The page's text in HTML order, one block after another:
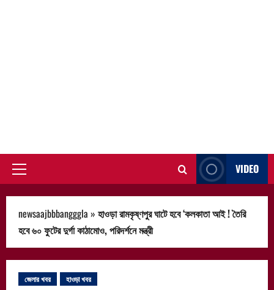
Primary
VIDEO
newsaajbbbangggla » হাওড়া রামকৃষ্ণপুর ঘাটে হবে ‘কলকাতা আই ! তৈরি
হবে ৬০ ফুটের দুর্গা কাঠামোও, পরিদর্শনে মন্ত্রী
জেলার খবর হাওড়া খবর